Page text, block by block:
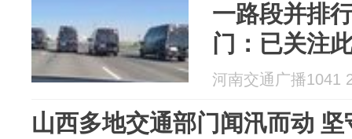
一路段并排
门：已关注
此前相似案
河南交通广播1041
山西多地交通部门闻汛而动